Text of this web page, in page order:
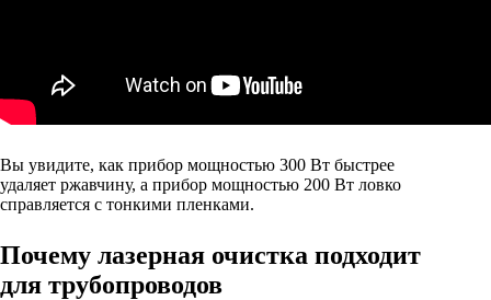
Вы увидите, как прибор мощностью 300 Вт быстрее
удаляет ржавчину, а прибор мощностью 200 Вт ловко
справляется с тонкими пленками.
Почему лазерная очистка подходит
для трубопроводов